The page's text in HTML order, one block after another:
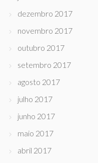
dezembro 2017
novembro 2017
outubro 2017
setembro 2017
agosto 2017
julho 2017
junho 2017
maio 2017
abril 2017